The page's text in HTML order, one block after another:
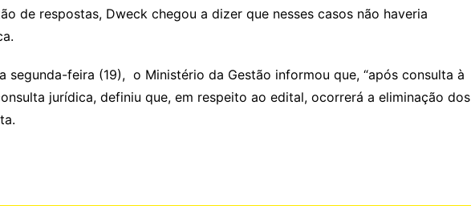
de respostas, Dweck chegou a dizer que nesses casos não haveria
segunda-feira (19), o Ministério da Gestão informou que, “após consulta à
jurídica, definiu que, em respeito ao edital, ocorrerá a eliminação dos